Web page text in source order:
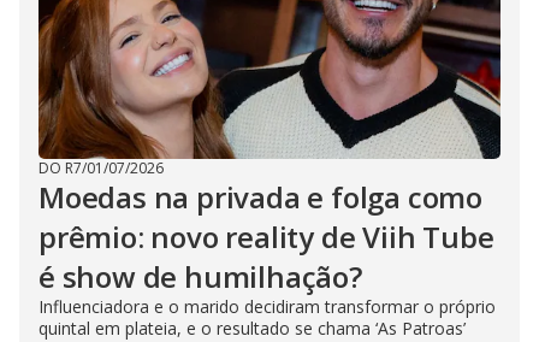
DO R7/01/07/2026
Moedas na privada e folga como
prêmio: novo reality de Viih Tube
é show de humilhação?
Influenciadora e o marido decidiram transformar o próprio
quintal em plateia, e o resultado se chama ‘As Patroas’